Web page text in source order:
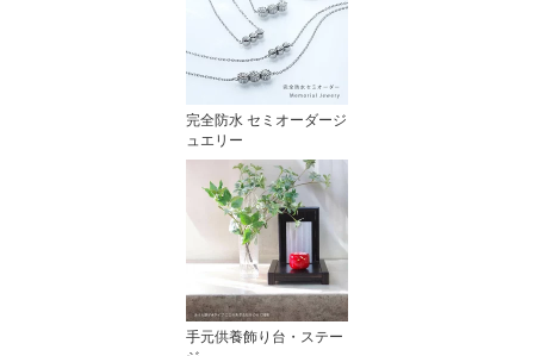
完全防水 セミオーダージ
ュエリー
手元供養飾り台・ステー